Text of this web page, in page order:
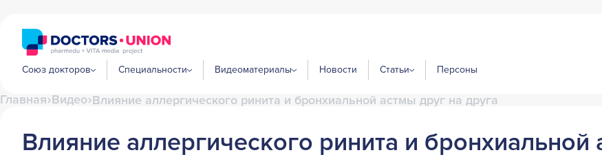
Союз докторов Специальности Видеоматериалы Новости Статьи Персоны
Главная Видео Влияние аллергического ринита и бронхиальной астмы друг на друга
Влияние аллергического ринита и бронхиальной